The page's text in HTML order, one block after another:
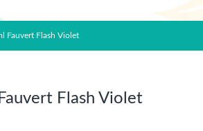
Fauvert Flash Violet
Flash Violet